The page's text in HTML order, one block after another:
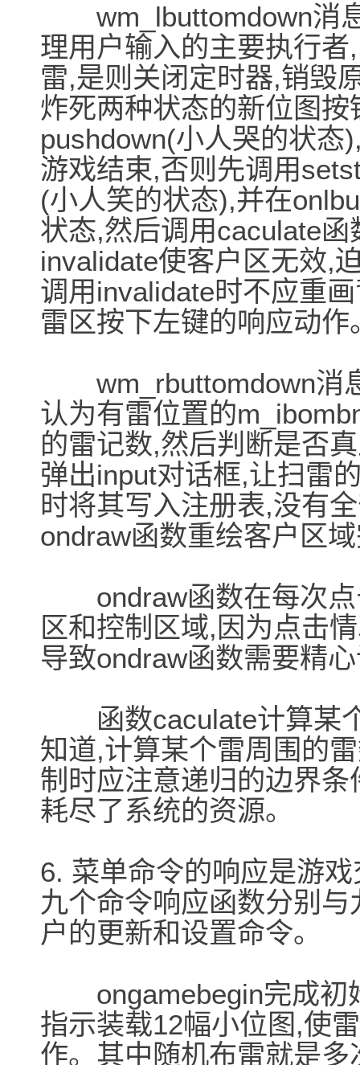
wm_lbuttomdown消息
理用户输入的主要执行
雷,是则关闭定时器,销毁
炸死两种状态的新位图
pushdown(小人哭的状态
游戏结束,否则先调用
(小人笑的状态),并在
状态,然后调用caculate
invalidate使客户区无效,
调用invalidate时不应重
雷区按下左键的响应动作
wm_rbuttomdown消
认为有雷位置的
的雷记数,然后判断是否
弹出input对话框,让扫雷
时将其写入注册表,没有
ondraw函数重绘客户区
ondraw函数在每次点
区和控制区域,因为点击
导致ondraw函数需要精
函数caculate计算某个
知道,计算某个雷周围的
制时应注意递归的边界
耗尽了系统的资源。
6. 菜单命令的响应是游
九个命令响应函数分别
户的更新和设置命令。
ongamebegin完成初
指示装载12幅小位图,使
作。其中随机布雷就是